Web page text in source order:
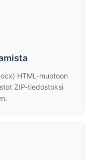
HTML-muotoon
ZIP-tiedostoksi